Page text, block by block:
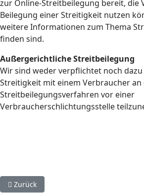
zur Online-Streitbeilegung bereit, die
Beilegung einer Streitigkeit nutzen
weitere Informationen zum Thema
finden sind.
Außergerichtliche Streitbeilegung
Wir sind weder verpflichtet noch
Streitigkeit mit einem Verbraucher an
Streitbeilegungsverfahren vor einer
Verbraucherschlichtungsstelle
Vorheriger Beitrag: Verein Deutsch-
Zurück